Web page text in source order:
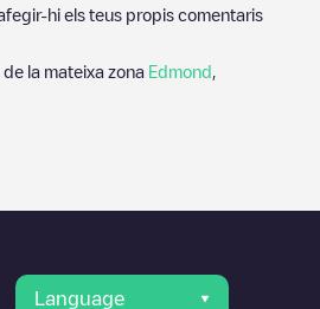
hi els teus propis comentaris
la mateixa zona Edmond
Language